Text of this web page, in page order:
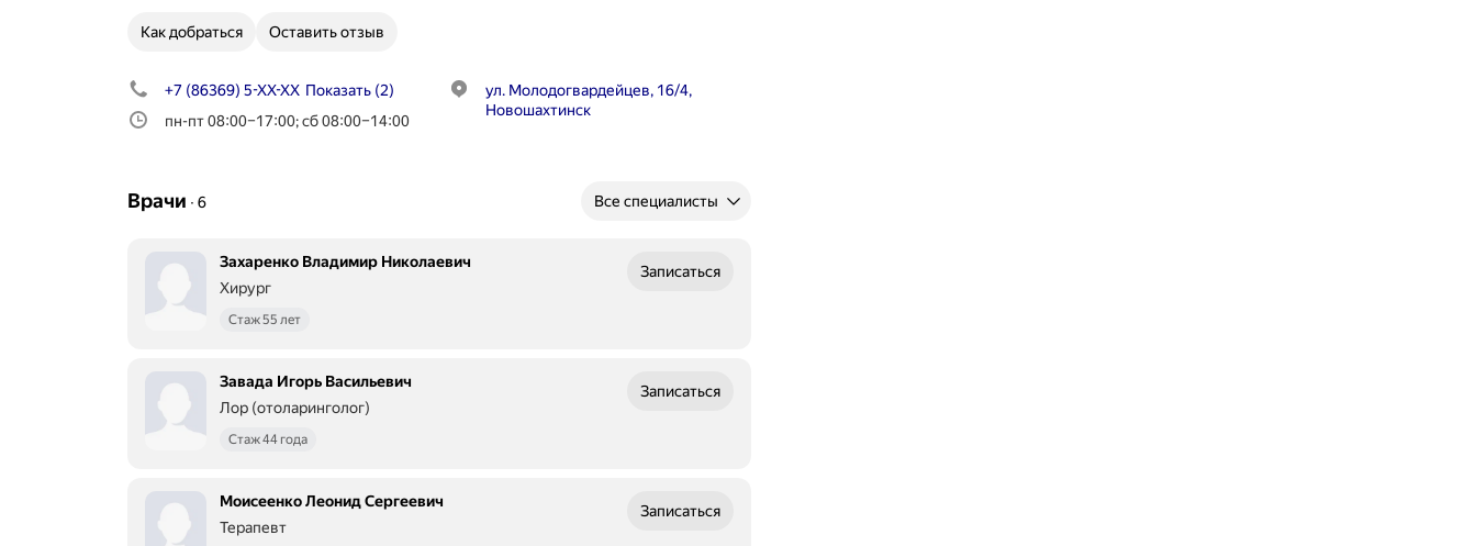
Как добраться Оставить отзыв
+7 (86369) 5-XX-XX Показать (2)
пн-пт 08:00–17:00; сб 08:00–14:00
ул. Молодогвардейцев, 16/4,
Новошахтинск
Врачи ∙ 6 Все специалисты
Захаренко Владимир Николаевич
Хирург
Стаж 55 лет
Записаться
Завада Игорь Васильевич
Лор (отоларинголог)
Стаж 44 года
Записаться
Моисеенко Леонид Сергеевич
Терапевт
Записаться